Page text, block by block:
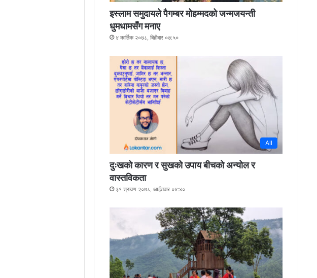
इस्लाम समुदायले पैगम्बर मोहम्मदको जन्मजयन्ती
धुमधामसँग मनाए
४ कार्तिक २०७८, बिहीबार ०७:५०
All
दुःखको कारण र सुखको उपाय बीचको अन्योल र
वास्तविकता
३१ श्रावण २०७८, आईतवार ०४:४०